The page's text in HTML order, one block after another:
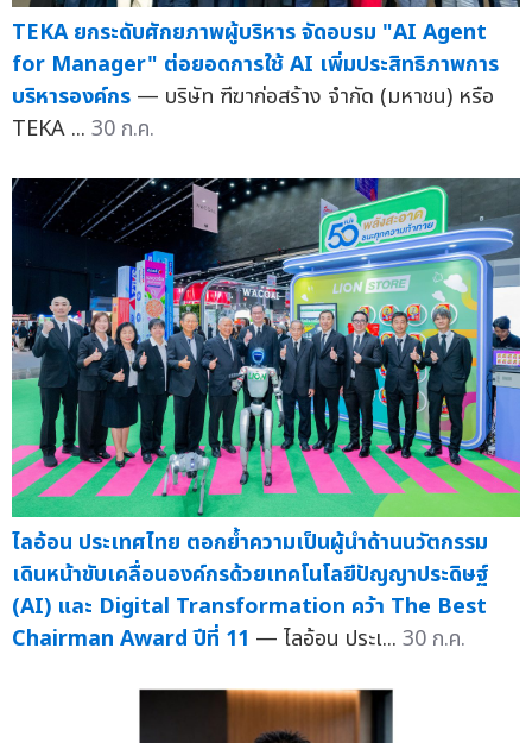
TEKA ยกระดับศักยภาพผู้บริหาร จัดอบรม "AI Agent
for Manager" ต่อยอดการใช้ AI เพิ่มประสิทธิภาพการ
บริหารองค์กร — บริษัท ฑีฆาก่อสร้าง จำกัด (มหาชน) หรือ
TEKA ... 30 ก.ค.
ไลอ้อน ประเทศไทย ตอกย้ำความเป็นผู้นำด้านนวัตกรรม
เดินหน้าขับเคลื่อนองค์กรด้วยเทคโนโลยีปัญญาประดิษฐ์
(AI) และ Digital Transformation คว้า The Best
Chairman Award ปีที่ 11 — ไลอ้อน ประเ... 30 ก.ค.